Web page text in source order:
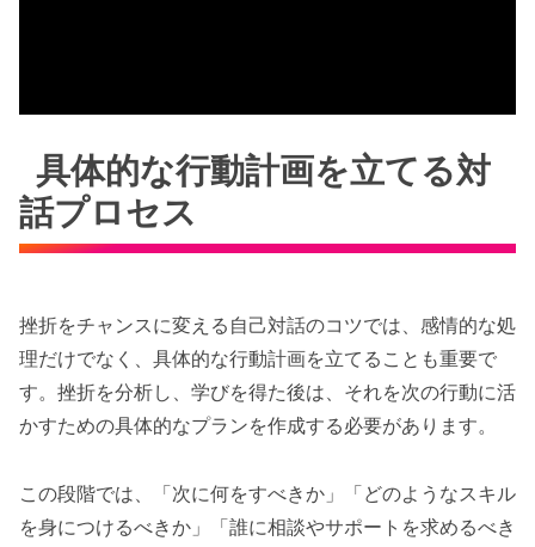
具体的な行動計画を立てる対
話プロセス
挫折をチャンスに変える自己対話のコツでは、感情的な処
理だけでなく、具体的な行動計画を立てることも重要で
す。挫折を分析し、学びを得た後は、それを次の行動に活
かすための具体的なプランを作成する必要があります。
この段階では、「次に何をすべきか」「どのようなスキル
を身につけるべきか」「誰に相談やサポートを求めるべき